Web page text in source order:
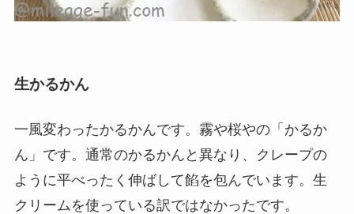
生かるかん
一風変わったかるかんです。霧や桜やの「かるか
ん」です。通常のかるかんと異なり、クレープの
ように平べったく伸ばして餡を包んでいます。生
クリームを使っている訳ではなかったです。